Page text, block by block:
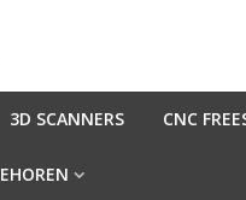
3D SCANNERS CNC